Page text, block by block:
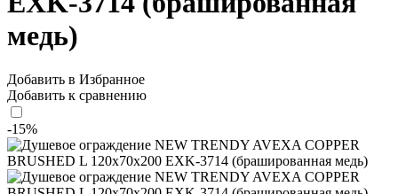
медь)
Добавить в Избранное
Добавить к сравнению
-15%